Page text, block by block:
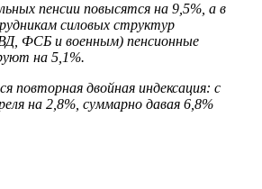
пенсии повысятся на 9,5%, а в
силовых структур
ФСБ и военным) пенсионные
на 5,1%.
повторная двойная индексация: с
на 2,8%, суммарно давая 6,8%